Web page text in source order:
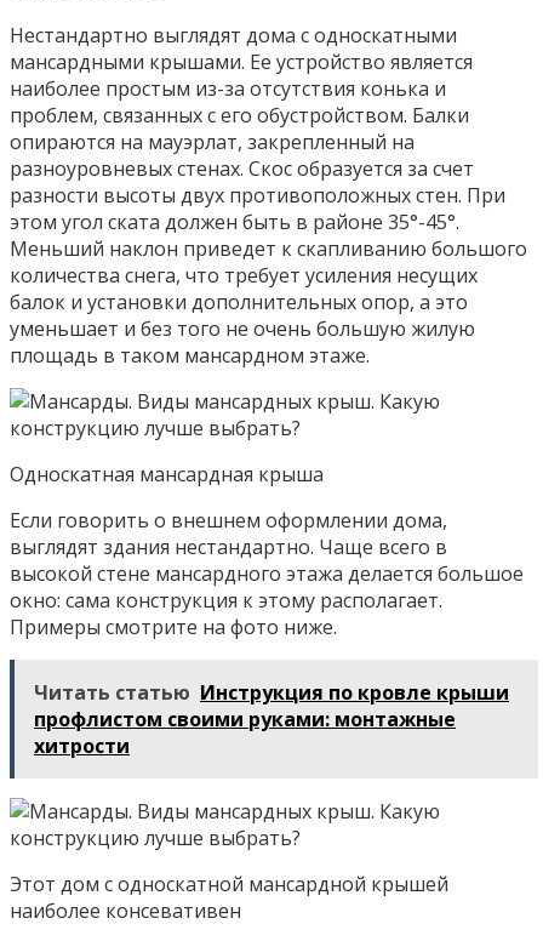
Нестандартно выглядят дома с односкатными
мансардными крышами. Ее устройство является
наиболее простым из-за отсутствия конька и
проблем, связанных с его обустройством. Балки
опираются на мауэрлат, закрепленный на
разноуровневых стенах. Скос образуется за счет
разности высоты двух противоположных стен. При
этом угол ската должен быть в районе 35°-45°.
Меньший наклон приведет к скапливанию большого
количества снега, что требует усиления несущих
балок и установки дополнительных опор, а это
уменьшает и без того не очень большую жилую
площадь в таком мансардном этаже.
Односкатная мансардная крыша
Если говорить о внешнем оформлении дома,
выглядят здания нестандартно. Чаще всего в
высокой стене мансардного этажа делается большое
окно: сама конструкция к этому располагает.
Примеры смотрите на фото ниже.
Читать статью Инструкция по кровле крыши
профлистом своими руками: монтажные
хитрости
Этот дом с односкатной мансардной крышей
наиболее консевативен